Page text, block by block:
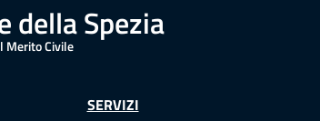
della Spezia
Merito Civile
SERVIZI